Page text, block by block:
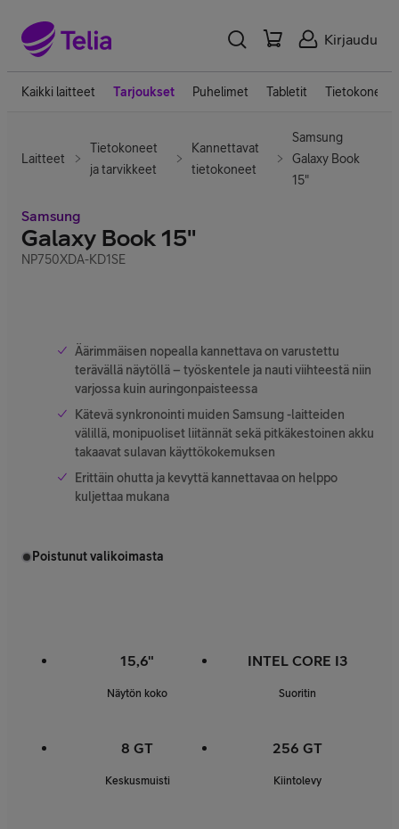
Kirjaudu
Kaikki laitteet Tarjoukset Puhelimet Tabletit Tietokoneet
Laitteet
Tietokoneet
ja tarvikkeet
Kannettavat
tietokoneet
Samsung
Galaxy Book
15"
Samsung
Galaxy Book 15"
NP750XDA-KD1SE
Äärimmäisen nopealla kannettava on varustettu
terävällä näytöllä – työskentele ja nauti viihteestä niin
varjossa kuin auringonpaisteessa
Kätevä synkronointi muiden Samsung -laitteiden
välillä, monipuoliset liitännät sekä pitkäkestoinen akku
takaavat sulavan käyttökokemuksen
Erittäin ohutta ja kevyttä kannettavaa on helppo
kuljettaa mukana
Poistunut valikoimasta
15,6"
Näytön koko
INTEL CORE I3
Suoritin
8 GT
Keskusmuisti
256 GT
Kiintolevy